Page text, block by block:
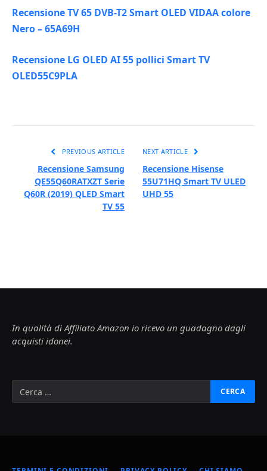
Recensione TV 65 DVB-T2 Smart OLED VIDAA colore
Nero – 65A69H
Recensione LG OLED AI 55 pollici Smart TV
OLED55C9PLA
PREVIOUS ARTICLE
Recensione Samsung
QE55Q60RATXZT Serie
Q60R (2019) QLED Smart
TV 55
NEXT ARTICLE
Recensione Hisense
55U71HQ Smart TV ULED
UHD 55
In qualità di Affiliato Amazon io ricevo un guadagno dagli
acquisti idonei.